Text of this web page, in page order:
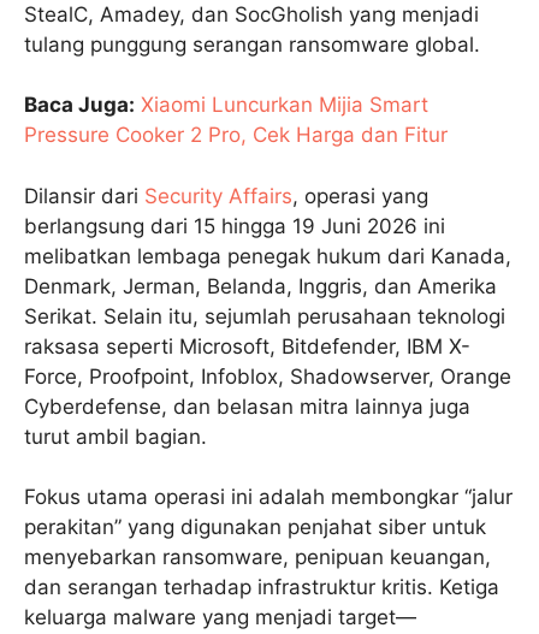
StealC, Amadey, dan SocGholish yang menjadi
tulang punggung serangan ransomware global.
Baca Juga: Xiaomi Luncurkan Mijia Smart
Pressure Cooker 2 Pro, Cek Harga dan Fitur
Dilansir dari Security Affairs, operasi yang
berlangsung dari 15 hingga 19 Juni 2026 ini
melibatkan lembaga penegak hukum dari Kanada,
Denmark, Jerman, Belanda, Inggris, dan Amerika
Serikat. Selain itu, sejumlah perusahaan teknologi
raksasa seperti Microsoft, Bitdefender, IBM X-
Force, Proofpoint, Infoblox, Shadowserver, Orange
Cyberdefense, dan belasan mitra lainnya juga
turut ambil bagian.
Fokus utama operasi ini adalah membongkar “jalur
perakitan” yang digunakan penjahat siber untuk
menyebarkan ransomware, penipuan keuangan,
dan serangan terhadap infrastruktur kritis. Ketiga
keluarga malware yang menjadi target—